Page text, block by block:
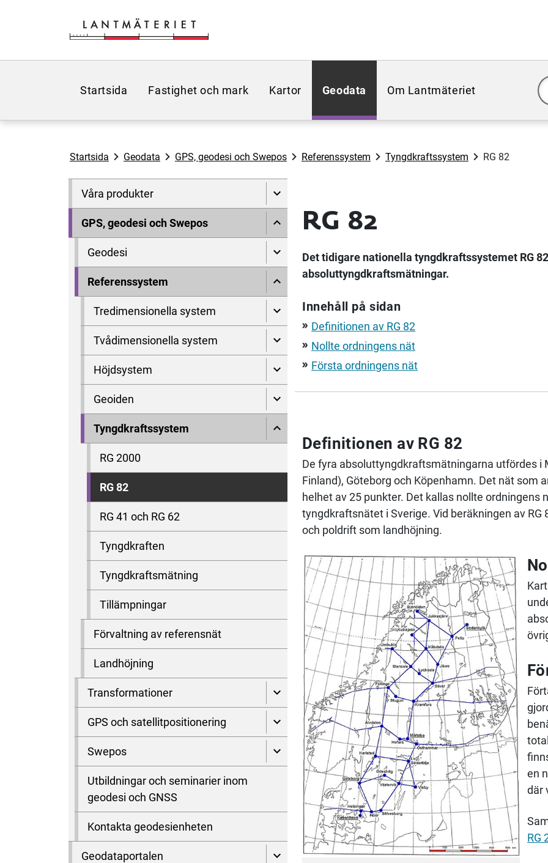
Startsida Fastighet och mark Kartor Geodata Om Lantmäteriet
Startsida Geodata GPS, geodesi och Swepos Referenssystem Tyngdkraftssystem RG 82
Våra produkter
GPS, geodesi och Swepos
Geodesi
Referenssystem
Tredimensionella system
Tvådimensionella system
Höjdsystem
Geoiden
Tyngdkraftssystem
RG 2000
RG 82
RG 41 och RG 62
Tyngdkraften
Tyngdkraftsmätning
Tillämpningar
Förvaltning av referensnät
Landhöjning
Transformationer
GPS och satellitpositionering
Swepos
Utbildningar och seminarier inom
geodesi och GNSS
Kontakta geodesienheten
Geodataportalen
RG 82
Det tidigare nationella tyngdkraftssystemet RG
absoluttyngdkraftsmätningar.
Innehåll på sidan
double_arrow Definitionen av RG 82
double_arrow Nollte ordningens nät
double_arrow Första ordningens nät
Definitionen av RG 82
De fyra absoluttyngdkraftsmätningarna utfördes i
Finland), Göteborg och Köpenhamn. Det nät som
helhet av 25 punkter. Det kallas nollte ordningens
tyngdkraftsnätet i Sverige. Vid beräkningen av
och poldrift som landhöjning.
en
där
RG